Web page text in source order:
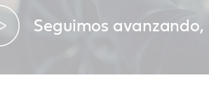
Seguimos